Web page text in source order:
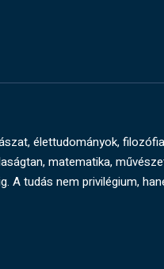
élettudományok,
matematika,
tudás nem privilégium,